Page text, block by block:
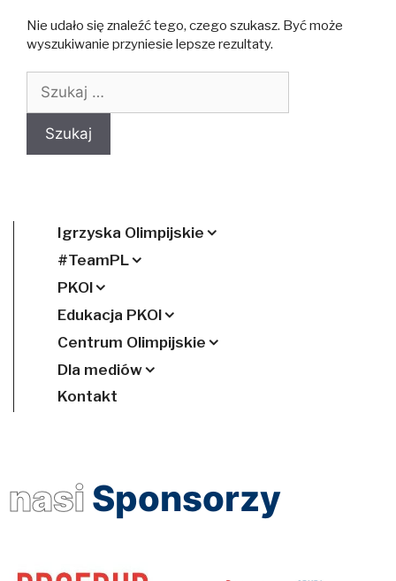
Nie udało się znaleźć tego, czego szukasz. Być może
wyszukiwanie przyniesie lepsze rezultaty.
Igrzyska Olimpijskie
#TeamPL
PKOl
Edukacja PKOl
Centrum Olimpijskie
Dla mediów
Kontakt
nasi Sponsorzy